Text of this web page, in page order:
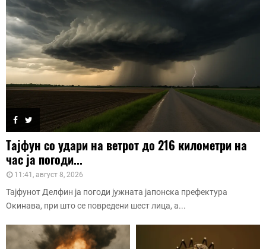
Тајфун со удари на ветрот до 216 километри на
час ја погоди...
11:41, август 8, 2026
Тајфунот Делфин ја погоди јужната јапонска префектура
Окинава, при што се повредени шест лица, а...